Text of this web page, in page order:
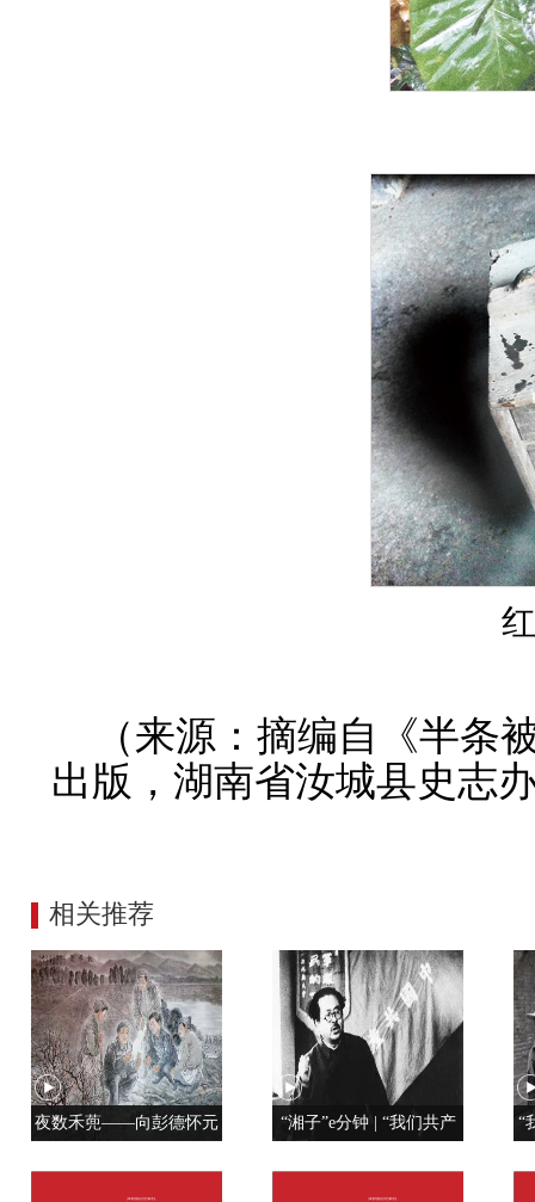
（来源：摘编自《半条
出版，湖南省汝城县史志
相关推荐
夜数禾蔸——向彭德怀元
“湘子”e分钟 | “我们共产
“